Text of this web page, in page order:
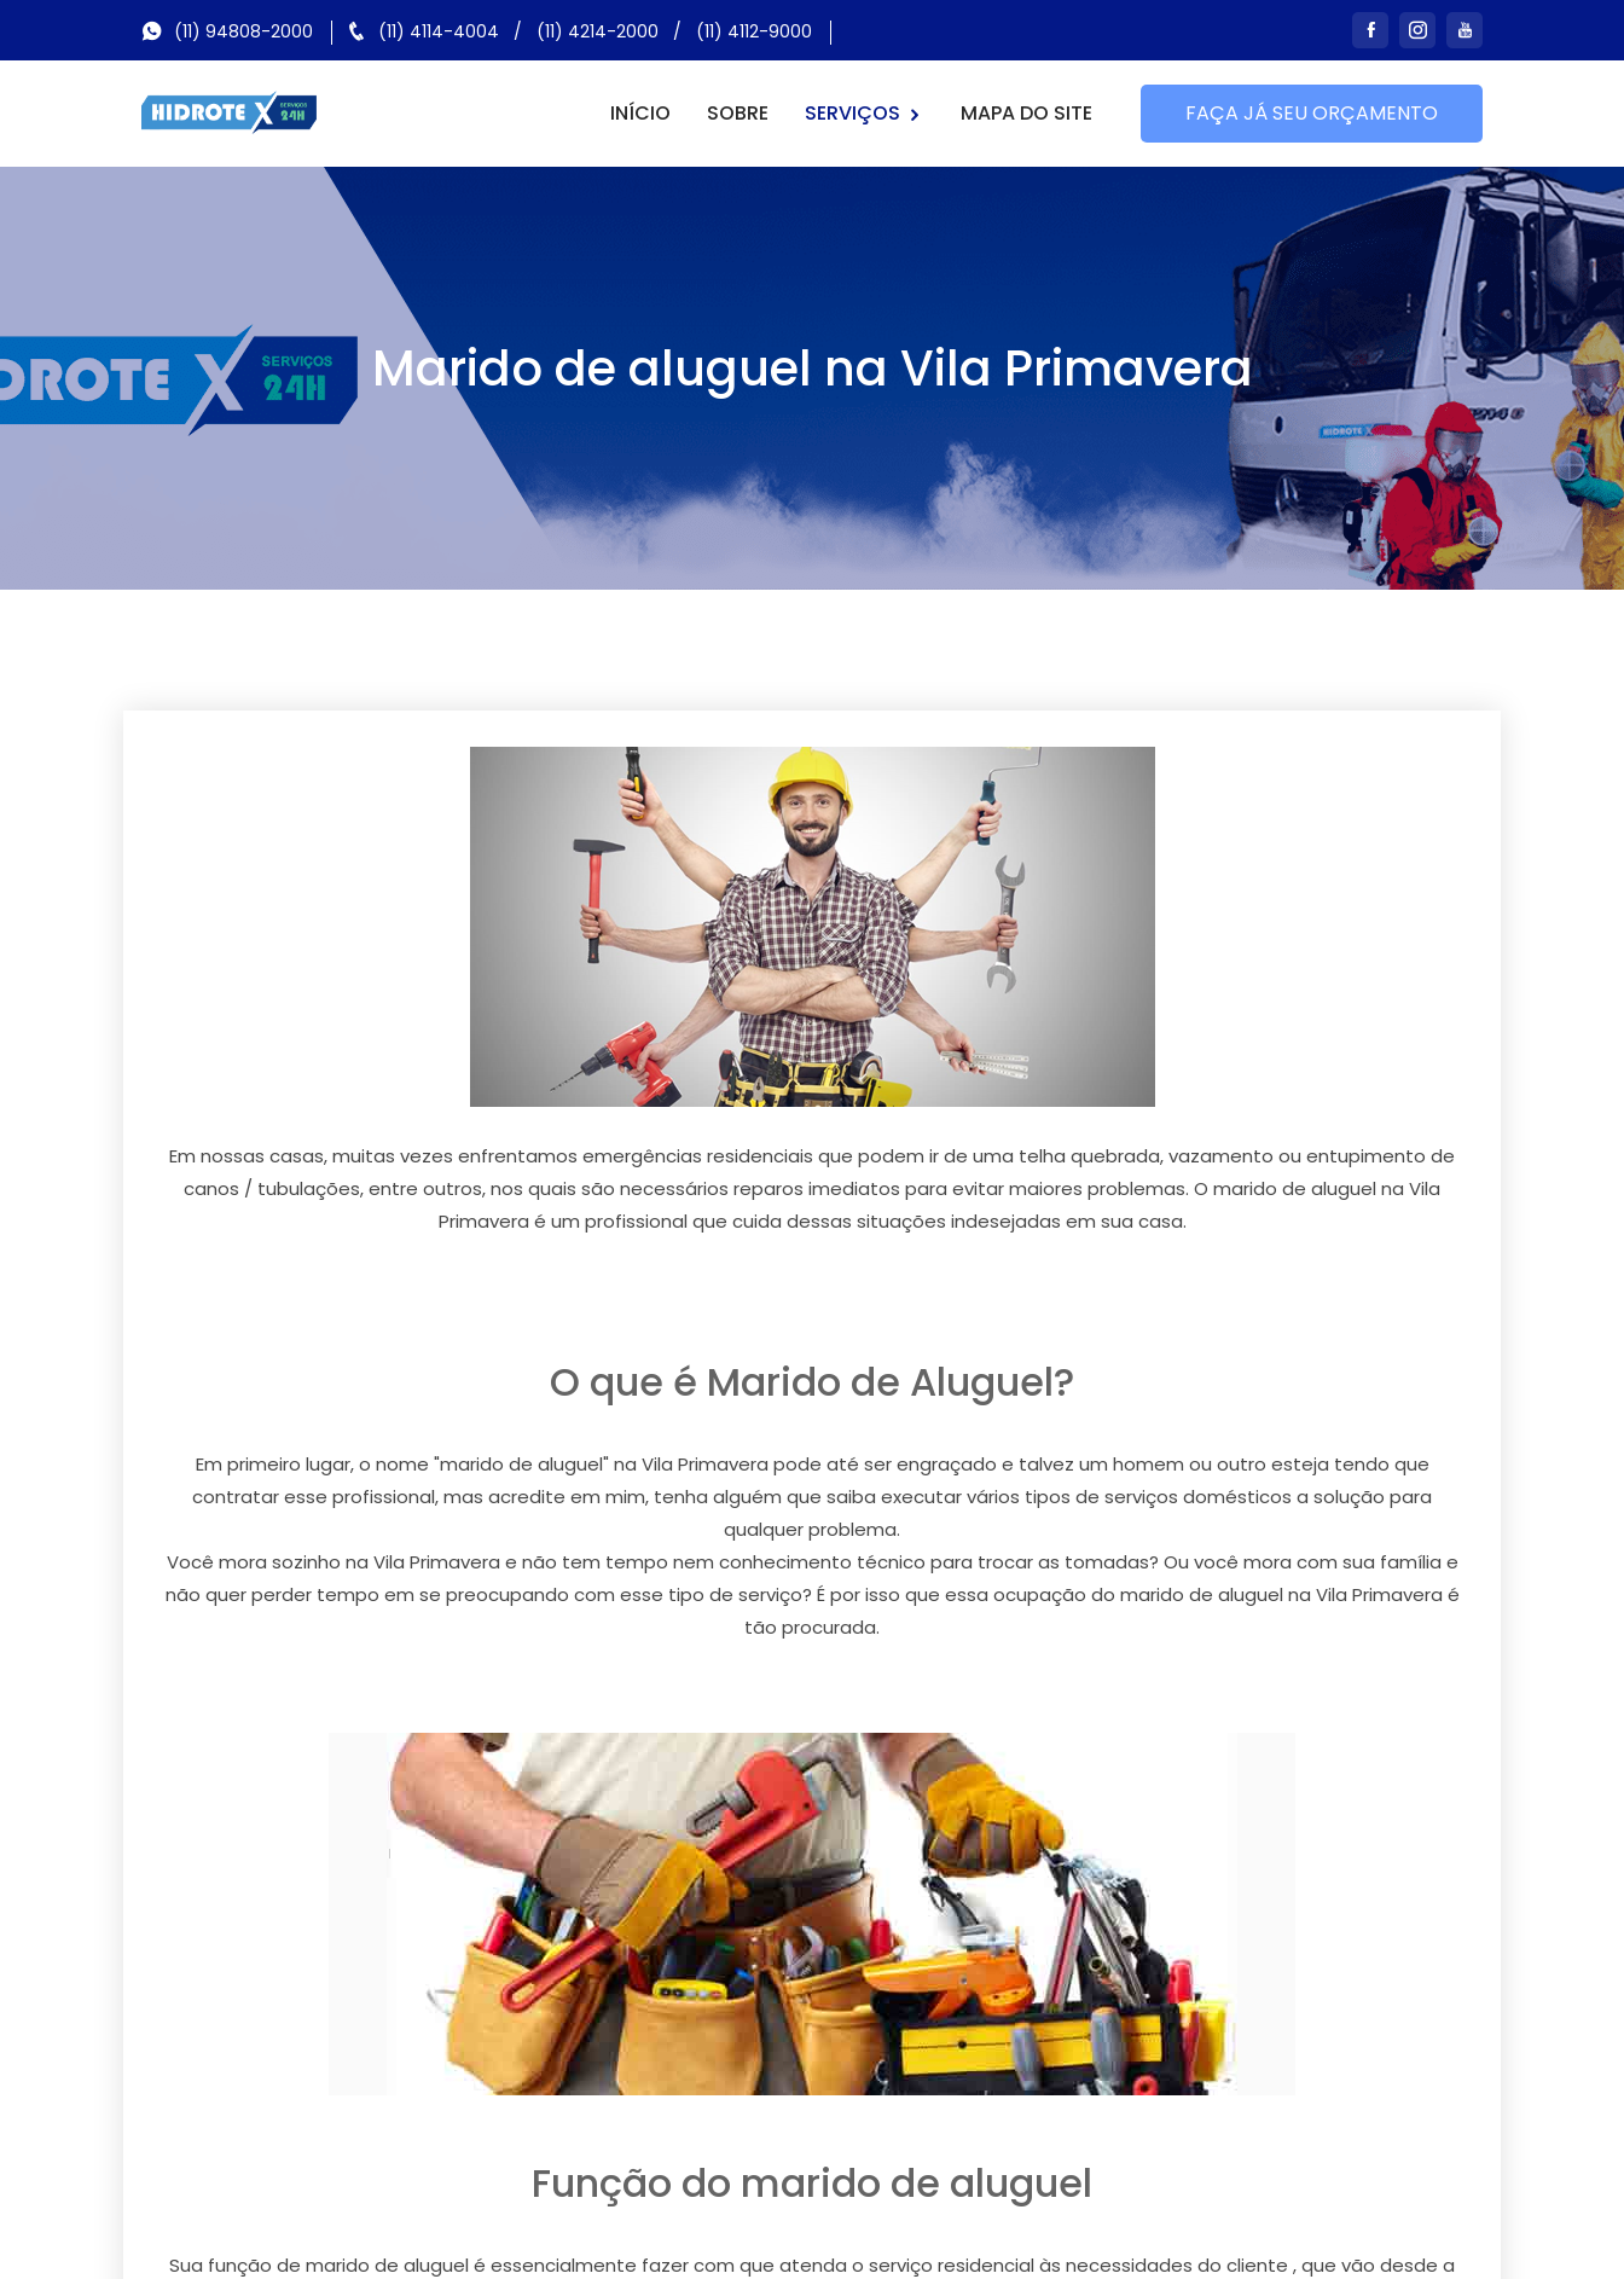
(11) 94808-2000 (11) 4114-4004 / (11) 4214-2000 / (11) 4112-9000
INÍCIO SOBRE SERVIÇOS MAPA DO SITE FAÇA JÁ SEU ORÇAMENTO
Marido de aluguel na Vila Primavera
Em nossas casas, muitas vezes enfrentamos emergências residenciais que podem ir de uma telha quebrada, vazamento ou entupimento de
canos / tubulações, entre outros, nos quais são necessários reparos imediatos para evitar maiores problemas. O marido de aluguel na Vila
Primavera é um profissional que cuida dessas situações indesejadas em sua casa.
O que é Marido de Aluguel?
Em primeiro lugar, o nome "marido de aluguel" na Vila Primavera pode até ser engraçado e talvez um homem ou outro esteja tendo que
contratar esse profissional, mas acredite em mim, tenha alguém que saiba executar vários tipos de serviços domésticos a solução para
qualquer problema.
Você mora sozinho na Vila Primavera e não tem tempo nem conhecimento técnico para trocar as tomadas? Ou você mora com sua família e
não quer perder tempo em se preocupando com esse tipo de serviço? É por isso que essa ocupação do marido de aluguel na Vila Primavera é
tão procurada.
Função do marido de aluguel
Sua função de marido de aluguel é essencialmente fazer com que atenda o serviço residencial às necessidades do cliente , que vão desde a